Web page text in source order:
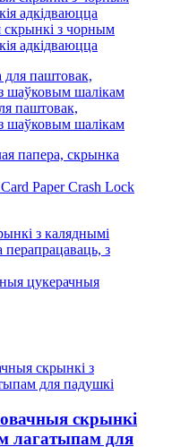
скрынкі з чорным
адкідваюцца
паштовак,
шаўковым шалікам
Paper Crash Lock
цукерачныя
скрынкі
лагатыпам для